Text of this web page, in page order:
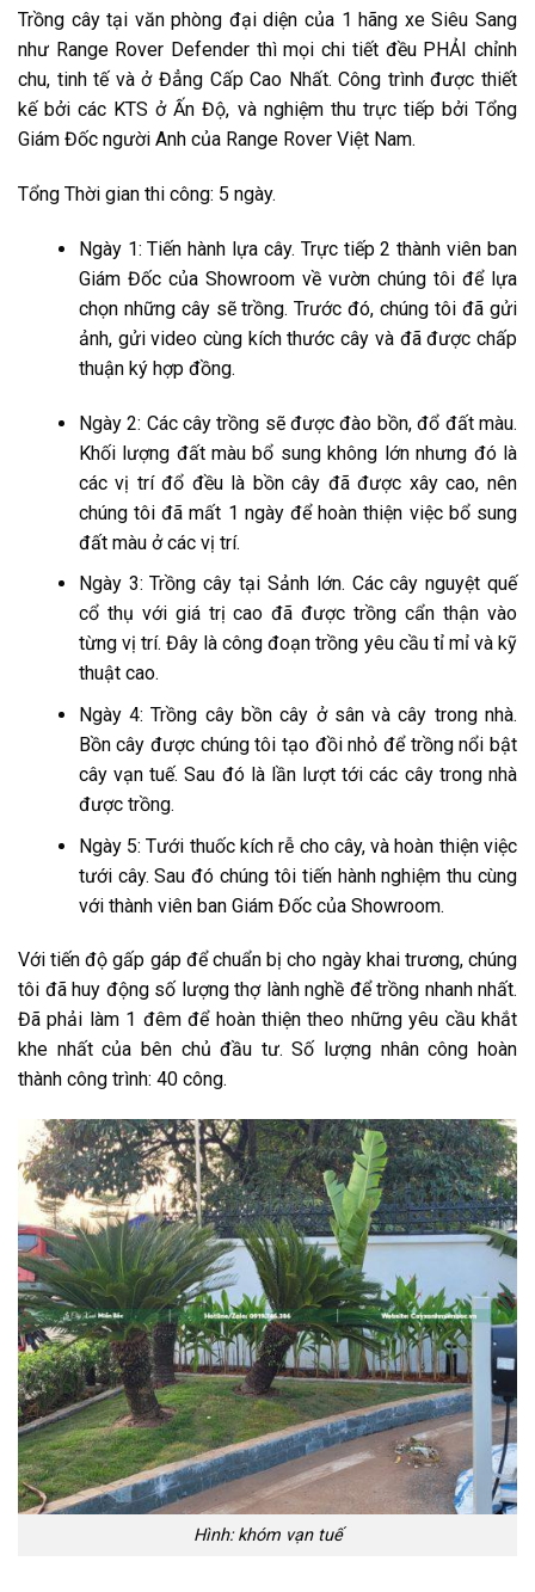
Trồng cây tại văn phòng đại diện của 1 hãng xe Siêu Sang
như Range Rover Defender thì mọi chi tiết đều PHẢI chỉnh
chu, tinh tế và ở Đẳng Cấp Cao Nhất. Công trình được thiết
kế bởi các KTS ở Ấn Độ, và nghiệm thu trực tiếp bởi Tổng
Giám Đốc người Anh của Range Rover Việt Nam.
Tổng Thời gian thi công: 5 ngày.
Ngày 1: Tiến hành lựa cây. Trực tiếp 2 thành viên ban
Giám Đốc của Showroom về vườn chúng tôi để lựa
chọn những cây sẽ trồng. Trước đó, chúng tôi đã gửi
ảnh, gửi video cùng kích thước cây và đã được chấp
thuận ký hợp đồng.
Ngày 2: Các cây trồng sẽ được đào bồn, đổ đất màu.
Khối lượng đất màu bổ sung không lớn nhưng đó là
các vị trí đổ đều là bồn cây đã được xây cao, nên
chúng tôi đã mất 1 ngày để hoàn thiện việc bổ sung
đất màu ở các vị trí.
Ngày 3: Trồng cây tại Sảnh lớn. Các cây nguyệt quế
cổ thụ với giá trị cao đã được trồng cẩn thận vào
từng vị trí. Đây là công đoạn trồng yêu cầu tỉ mỉ và kỹ
thuật cao.
Ngày 4: Trồng cây bồn cây ở sân và cây trong nhà.
Bồn cây được chúng tôi tạo đồi nhỏ để trồng nổi bật
cây vạn tuế. Sau đó là lần lượt tới các cây trong nhà
được trồng.
Ngày 5: Tưới thuốc kích rễ cho cây, và hoàn thiện việc
tưới cây. Sau đó chúng tôi tiến hành nghiệm thu cùng
với thành viên ban Giám Đốc của Showroom.
Với tiến độ gấp gáp để chuẩn bị cho ngày khai trương, chúng
tôi đã huy động số lượng thợ lành nghề để trồng nhanh nhất.
Đã phải làm 1 đêm để hoàn thiện theo những yêu cầu khắt
khe nhất của bên chủ đầu tư. Số lượng nhân công hoàn
thành công trình: 40 công.
Hình: khóm vạn tuế